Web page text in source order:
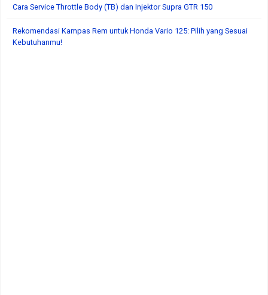
Cara Service Throttle Body (TB) dan Injektor Supra GTR 150
Rekomendasi Kampas Rem untuk Honda Vario 125: Pilih yang Sesuai
Kebutuhanmu!